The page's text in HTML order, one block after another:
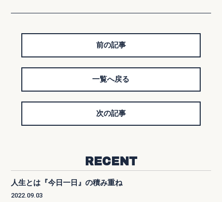
前の記事
一覧へ戻る
次の記事
RECENT
人生とは『今日一日』の積み重ね
2022.09.03